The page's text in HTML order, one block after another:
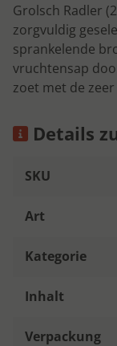
Grolsch Radler
zorgvuldig
sprankelende
vruchtensap
zoet met de
Details
SKU
Art
Kategorie
Inhalt
Verpackung